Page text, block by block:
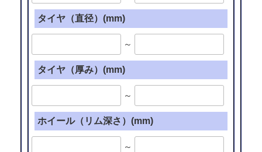
タイヤ（直径）(mm)
～
タイヤ（厚み）(mm)
～
ホイール（リム深さ）(mm)
～